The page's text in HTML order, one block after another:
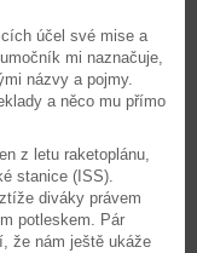
účel své mise a
mi naznačuje,
názvy a pojmy.
a něco mu přímo
z letu raketoplánu,
stanice (ISS).
diváky právem
potleskem. Pár
že nám ještě ukáže